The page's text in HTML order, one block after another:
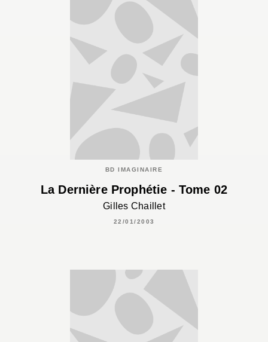
BD IMAGINAIRE
La Dernière Prophétie - Tome 02
Gilles Chaillet
22/01/2003